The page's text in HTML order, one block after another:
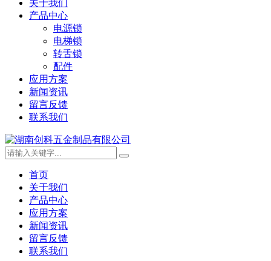
关于我们
产品中心
电源锁
电梯锁
转舌锁
配件
应用方案
新闻资讯
留言反馈
联系我们
首页
关于我们
产品中心
应用方案
新闻资讯
留言反馈
联系我们